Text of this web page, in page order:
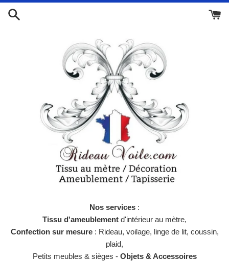
Passer
Nos services :
Tissu d'ameublement d'intérieur au mètre,
Confection sur mesure: Rideau, voilage, linge de lit, coussin,
plaid,
Petits meubles & sièges - Objets & Accessoires